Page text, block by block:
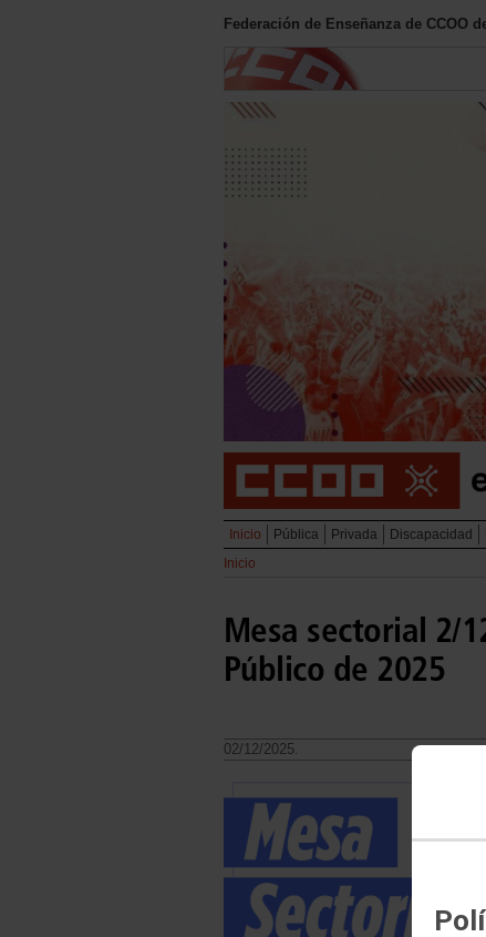
Federación de Enseñanza de CCOO
Inicio Pública Privada Discapacidad
Inicio
Mesa sectorial 2/
Público de 2025
02/12/2025.